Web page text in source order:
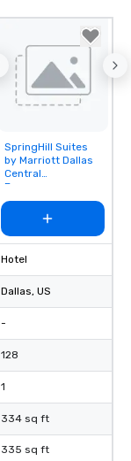
Removed from
favorites
SpringHill Suites
by Marriott Dallas
Central
Expressway
Hotel
Dallas, US
-
128
1
334 sq ft
335 sq ft